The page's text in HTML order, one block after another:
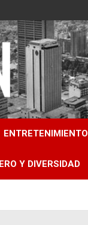
ENTRETENIMIENTO
Y DIVERSIDAD